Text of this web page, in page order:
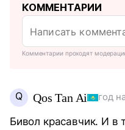
КОММЕНТАРИИ
Комментарии проходят
Q Qos Tan Ai год
Бивол красавчик. И в